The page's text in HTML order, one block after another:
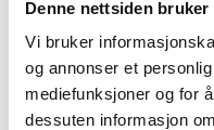
Denne nettsiden bruker
Vi bruker
og annonser et
mediefunksjoner og for
dessuten informasjon
Som medlem i
alltid laveste pris
tilbud!
BLI MEDLEM